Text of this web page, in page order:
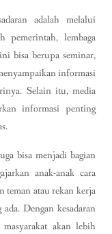
adalah melalui
pemerintah, lembaga
bisa berupa seminar,
informasi
Selain itu, media
informasi penting
bisa menjadi bagian
anak-anak cara
teman atau rekan kerja
Dengan kesadaran
akan lebih